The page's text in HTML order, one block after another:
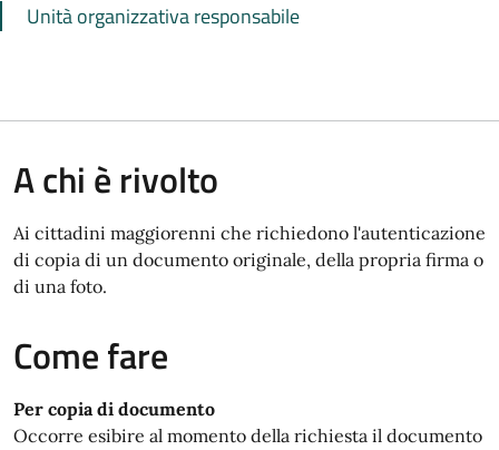
Unità organizzativa responsabile
A chi è rivolto
Ai cittadini maggiorenni che richiedono l'autenticazione
di copia di un documento originale, della propria firma o
di una foto.
Come fare
Per copia di documento
Occorre esibire al momento della richiesta il documento